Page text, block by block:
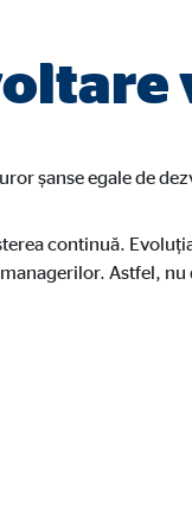
șanse egale de
continuă.
Astfel, nu